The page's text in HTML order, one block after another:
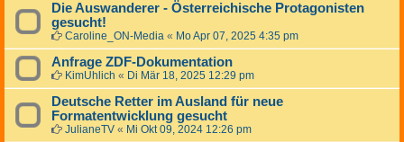
Die Auswanderer - Österreichische Protagonisten
gesucht!
Caroline_ON-Media « Mo Apr 07, 2025 4:35 pm
Anfrage ZDF-Dokumentation
KimUhlich « Di Mär 18, 2025 12:29 pm
Deutsche Retter im Ausland für neue
Formatentwicklung gesucht
JulianeTV « Mi Okt 09, 2024 12:26 pm